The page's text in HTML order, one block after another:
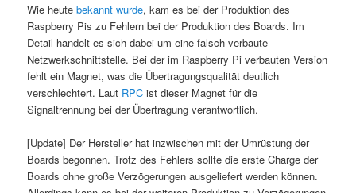
Wie heutebekannt wurde, kam es bei der Produktion des
Raspberry Pis zu Fehlern bei der Produktion des Boards. Im
Detail handelt es sich dabei um eine falsch verbaute
Netzwerkschnittstelle. Bei der im Raspberry Pi verbauten Version
fehlt ein Magnet, was die Übertragungsqualität deutlich
verschlechtert. Laut RPC ist dieser Magnet für die
Signaltrennung bei der Übertragung verantwortlich.
[Update] Der Hersteller hat inzwischen mit der Umrüstung der
Boards begonnen. Trotz des Fehlers sollte die erste Charge der
Boards ohne große Verzögerungen ausgeliefert werden können.